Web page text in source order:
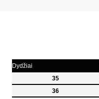
Dydžiai
35
36